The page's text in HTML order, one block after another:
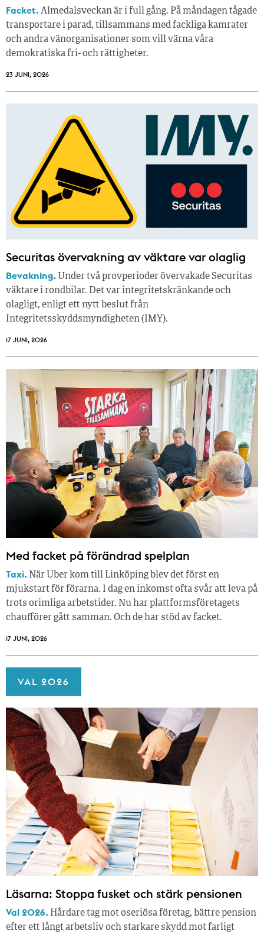
Facket.Almedalsveckan är i full gång. På måndagen tågade
transportare i parad, tillsammans med fackliga kamrater
och andra vänorganisationer som vill värna våra
demokratiska fri- och rättigheter.
23 JUNI, 2026
Securitas övervakning av väktare var olaglig
Bevakning. Under två provperioder övervakade Securitas
väktare i rondbilar. Det var integritetskränkande och
olagligt, enligt ett nytt beslut från
Integritetsskyddsmyndigheten (IMY).
17 JUNI, 2026
Med facket på förändrad spelplan
Taxi. När Uber kom till Linköping blev det först en
mjukstart för förarna. I dag en inkomst ofta svår att leva på
trots orimliga arbetstider. Nu har plattformsföretagets
chaufförer gått samman. Och de har stöd av facket.
17 JUNI, 2026
VAL 2026
Läsarna: Stoppa fusket och stärk pensionen
Val 2026. Hårdare tag mot oseriösa företag, bättre pension
efter ett långt arbetsliv och starkare skydd mot farligt